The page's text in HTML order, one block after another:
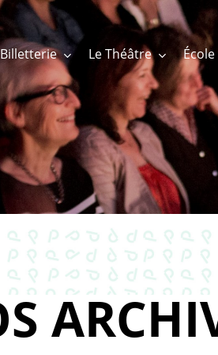
Billetterie Le Théâtre École